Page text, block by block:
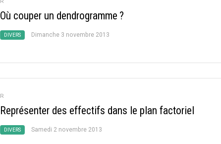
Où couper un dendrogramme ?
DIVERS Dimanche 3 novembre 2013
R
Représenter des effectifs dans le plan factoriel
DIVERS Samedi 2 novembre 2013